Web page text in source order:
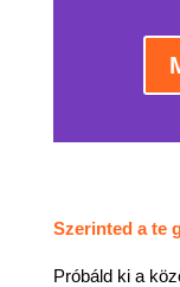
Szerinted a te
Próbáld ki a